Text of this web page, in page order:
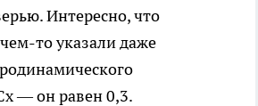
Интересно, что
то указали даже
— он равен 0,3.